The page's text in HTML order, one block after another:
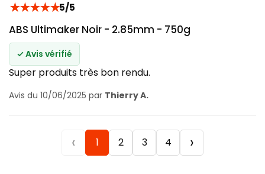
★★★★★5/5
ABS Ultimaker Noir - 2.85mm - 750g
✓ Avis vérifié
Super produits très bon rendu.
Avis du 10/06/2025 par Thierry A.
‹ 1 2 3 4 ›